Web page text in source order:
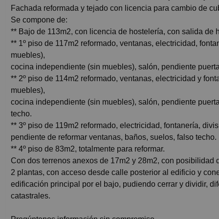
Fachada reformada y tejado con licencia para cambio de
Se compone de:
** Bajo de 113m2, con licencia de hostelería, con salida de
** 1º piso de 117m2 reformado, ventanas, electricidad,
muebles),
cocina independiente (sin muebles), salón, pendiente
** 2º piso de 114m2 reformado, ventanas, electricidad y
muebles),
cocina independiente (sin muebles), salón, pendiente
techo.
** 3º piso de 119m2 reformado, electricidad, fontanería,
pendiente de reformar ventanas, baños, suelos, falso techo.
** 4º piso de 83m2, totalmente para reformar.
Con dos terrenos anexos de 17m2 y 28m2, con posibilidad
2 plantas, con acceso desde calle posterior al edificio y
edificación principal por el bajo, pudiendo cerrar y dividir,
catastrales.